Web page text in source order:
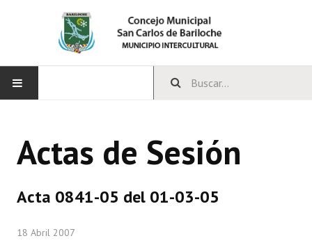
CONCEJO
Actas de Sesión
Acta 0841-05 del 01-03-05
18 Abril 2007